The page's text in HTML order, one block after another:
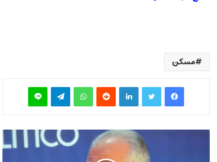
مسکن
فیس بوک توییتر لینکدین‫رددیت واتس آپ تلگرام لاین